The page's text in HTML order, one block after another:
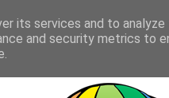
LOKALE BEER CUP
its services and to
and security metrics to